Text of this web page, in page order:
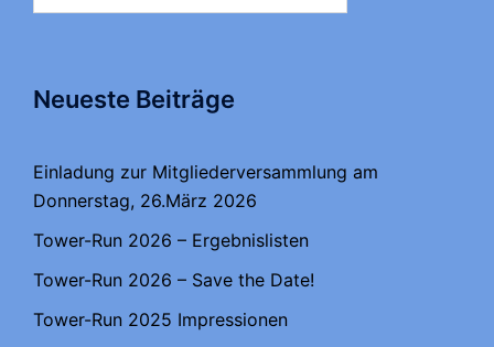
Neueste Beiträge
Einladung zur Mitgliederversammlung am
Donnerstag, 26.März 2026
Tower-Run 2026 – Ergebnislisten
Tower-Run 2026 – Save the Date!
Tower-Run 2025 Impressionen